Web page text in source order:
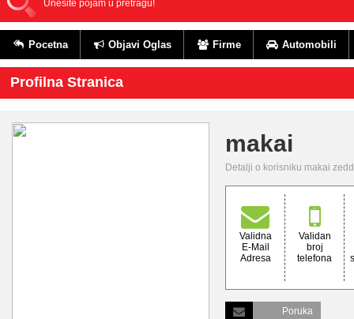
Pocetna Objavi Oglas Firme Automobili
Profilna Stranica
makai
Detalji o korisniku makai
Validna
E-Mail
Adresa
Validan
broj
telefona
Poruka